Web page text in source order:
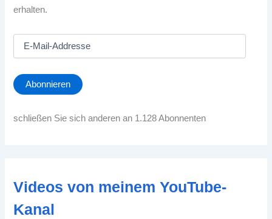
erhalten.
a
i
A
s
e
Abonnieren
schließen Sie sich anderen an 1.128 Abonnenten
Videos von meinem YouTube-
Kanal